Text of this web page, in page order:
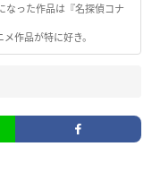
なった作品は『名探偵コナ
作品が特に好き。